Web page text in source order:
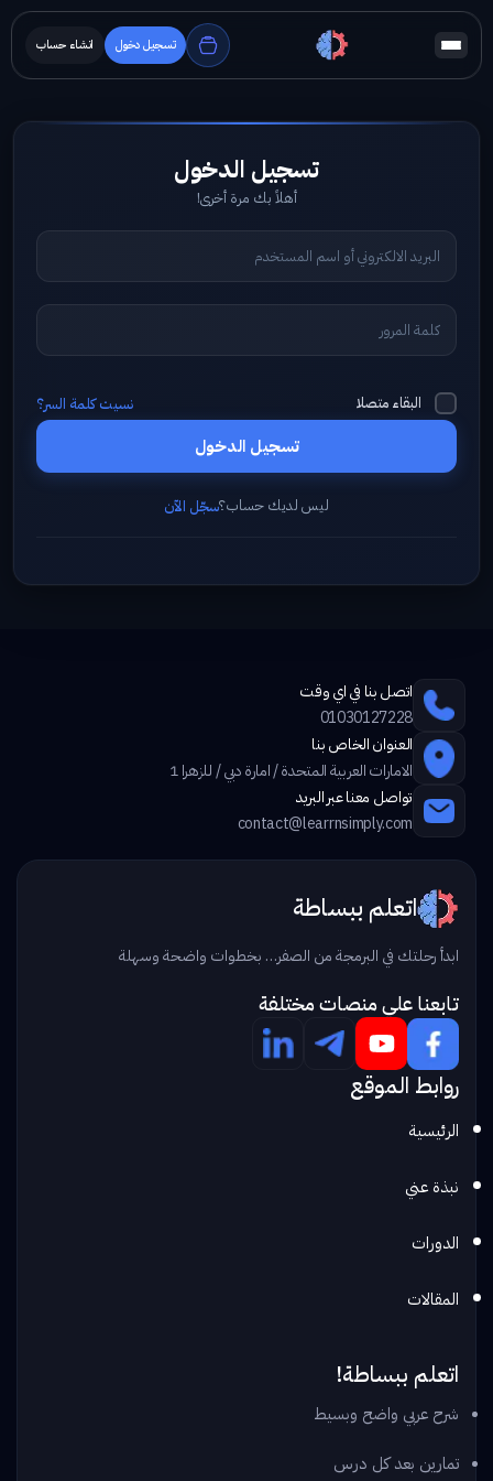
تسجيل دخول انشاء حساب
أهلاً بك مرة أخرى!
البقاء متصلا نسيت كلمة السر؟
تسجيل الدخول
ليس لديك حساب؟سجّل الآن
اتصل بنا في اي وقت
01030127228
العنوان الخاص بنا
الامارات العربية المتحدة / امارة دبي / للزهرا 1
تواصل معنا عبر البريد
contact@learrnsimply.com
اتعلم ببساطة
ابدأ رحلتك في البرمجة من الصفر… بخطوات واضحة وسهلة
تابعنا علي منصات مختلفة
روابط الموقع
الرئيسية
نبذة عني
الدورات
المقالات
اتعلم ببساطة!
شرح عربي واضح وبسيط
تمارين بعد كل درس